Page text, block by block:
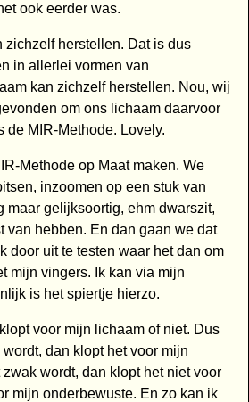
ook eerder was.
zichzelf herstellen. Dat is dus
in allerlei vormen van
kan zichzelf herstellen. Nou, wij
om ons lichaam daarvoor
de MIR-Methode. Lovely.
Methode op Maat maken. We
inzoomen op een stuk van
maar gelijksoortig, ehm dwarszit,
van hebben. En dan gaan we dat
door uit te testen waar het dan om
mijn vingers. Ik kan via mijn
is het spiertje hierzo.
voor mijn lichaam of niet. Dus
dan klopt het voor mijn
zwak wordt, dan klopt het niet voor
mijn onderbewuste. En zo kan ik